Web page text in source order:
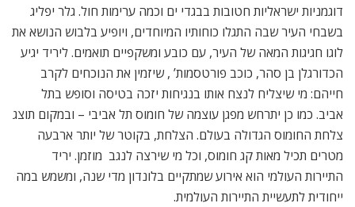
דוגמניות ישראליות חטובות בבגדי ים וכמה ערימות חול. גלר יפליג
בשבחי העיר שבה התגלו כוחותיו המיוחדים, ויופיע בלבוש הנושא את
לוגו חגיגות המאה של העיר, עם כובע ומשקפיים תואמים. ליריד יגיע
הכדורגלן בן סהר, כוכב פורטסמות’ , שיזמין את הנוכחים לקרב
חייהם: מי שיצליח לנצח אותו בנגיחות יזכה בטיסה וסופש בתל
אביב. כמו כן יתרחש מפגן עוצמה של חומוס תל אביבי – ובמקום תוצג
צלחת החומוס הגדולה בעולם. הצלחת, בקוטר של יותר ארבעה
מטרים תכיל מאות קג חומוס, וכל מי שירצה לנגב  מוזמן. יריד
התיירות העולמי הוא אירוע שמתקיים בלונדון מדי שנה, ומשמש במה
ייחודית לתעשיית התיירות העולמית.